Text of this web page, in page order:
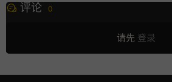
评论 0
请先 登录